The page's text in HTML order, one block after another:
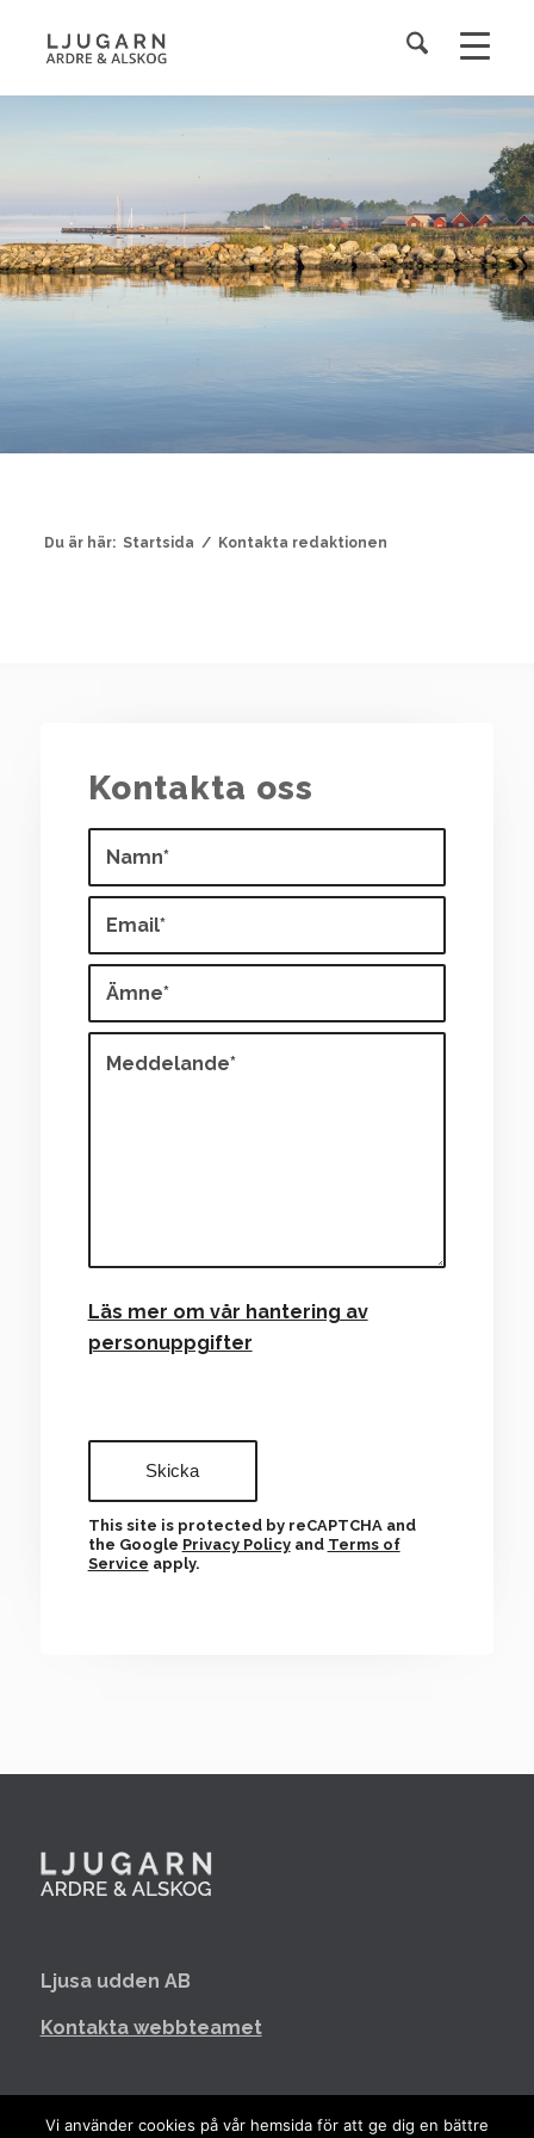
Du är här: Startsida / Kontakta redaktionen
Kontakta oss
Läs mer om vår hantering av
personuppgifter
This site is protected by reCAPTCHA and
the Google Privacy Policyand Terms of
Service apply.
Ljusa udden AB
Kontakta webbteamet
Integritetspolicy
Vi använder cookies på vår hemsida för att ge dig en bättre